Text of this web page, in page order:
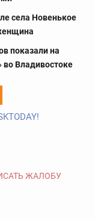
села Новенькое
показали на
Владивостоке
ЖАЛОБУ